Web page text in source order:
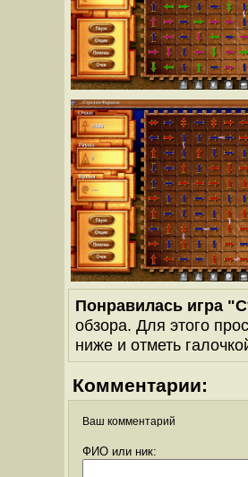
Понравилась игра
обзора. Для этого
ниже и отметь
Комментарии:
Ваш комментарий
ФИО или ник: